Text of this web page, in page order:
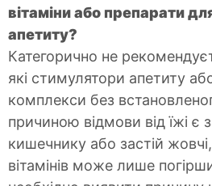
вітаміни або препарати
апетиту?
Категорично не
які стимулятори апетиту або
комплекси без
причиною відмови від їжі є
кишечнику або застій
вітамінів може лише